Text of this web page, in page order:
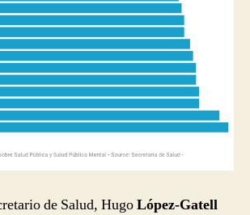
de Salud, HugoLópez-Gatell